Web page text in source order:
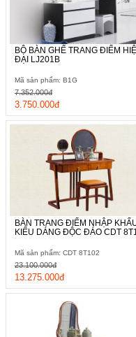
BỘ BÀN GHẾ TRANG ĐIỂM
ĐẠI LJ201B
Mã sản phẩm: B1G
3.750.000đ
7.352.000đ
BÀN TRANG ĐIỂM NHẬP
KIỂU DÁNG ĐỘC ĐÁO CDT
Mã sản phẩm: CDT 8T102
13.275.000đ
23.100.000đ